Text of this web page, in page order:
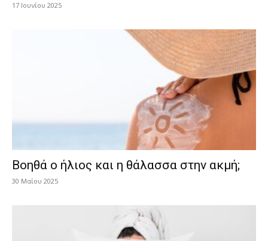
17 Ιουνίου 2025
Βοηθά ο ήλιος και η θάλασσα στην ακμή;
30 Μαΐου 2025